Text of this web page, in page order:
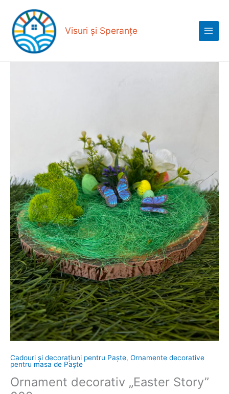
content
Visuri și Speranțe
Menu
Cadouri și decorațiuni pentru Paște, Ornamente decorative
pentru masa de Paște
Ornament decorativ „Easter Story”